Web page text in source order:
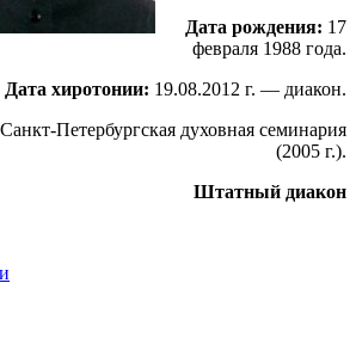
Дата рождения: 17
февраля 1988 года.
Дата хиротонии: 19.08.2012 г. — диакон.
Санкт-Петербургская духовная семинария
(2005 г.).
Штатный диакон